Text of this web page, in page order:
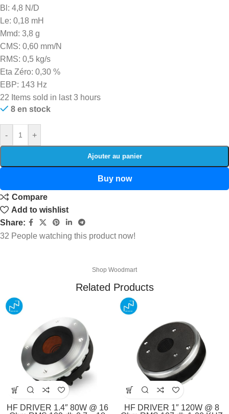
Bl: 4,8 N/D
Le: 0,18 mH
Mmd: 3,8 g
CMS: 0,60 mm/N
RMS: 0,5 kg/s
Eta Zéro: 0,30 %
EBP: 143 Hz
22 Items sold in last 3 hours
8 en stock
- +
Ajouter au panier
Buy now
Compare
Add to wishlist
Share:
32 People watching this product now!
Shop Woodmart
Related Products
HF DRIVER 1.4″ 80W @ 16
HF DRIVER 1″ 120W @ 8